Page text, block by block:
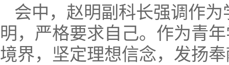
会中，赵明副科长强调作
明，严格要求自己。作为青
境界，坚定理想信念，发扬